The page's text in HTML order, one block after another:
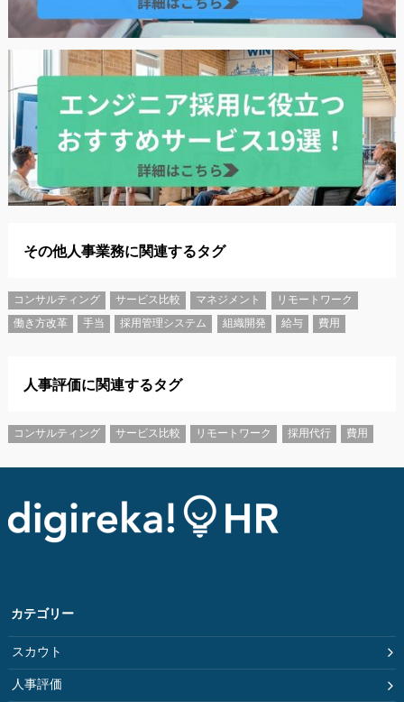
その他人事業務に関連するタグ
コンサルティング サービス比較 マネジメント リモートワーク
働き方改革 手当 採用管理システム 組織開発 給与 費用
人事評価に関連するタグ
コンサルティング サービス比較 リモートワーク 採用代行 費用
カテゴリー
スカウト
人事評価